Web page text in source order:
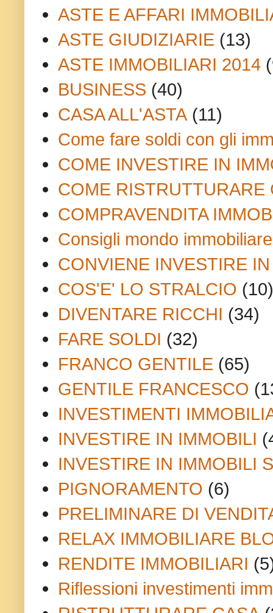
ASTE E AFFARI
ASTE GIUDIZIARIE (13)
ASTE IMMOBILIARI 2014
BUSINESS (40)
CASA ALL'ASTA (11)
Come fare soldi con gli
COME INVESTIRE IN
COME RISTRUTTURARE
COMPRAVENDITA
Consigli mondo immobiliare
CONVIENE INVESTIRE
COS'E' LO STRALCIO (10)
DIVENTARE RICCHI (34)
FARE SOLDI (32)
FRANCO GENTILE (65)
GENTILE FRANCESCO
INVESTIMENTI
INVESTIRE IN IMMOBILI
INVESTIRE IN IMMOBILI
PIGNORAMENTO (6)
PRELIMINARE DI
RELAX IMMOBILIARE
RENDITE IMMOBILIARI
Riflessioni investimenti